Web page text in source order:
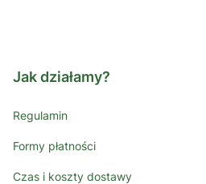
Jak działamy?
Regulamin
Formy płatności
Czas i koszty dostawy